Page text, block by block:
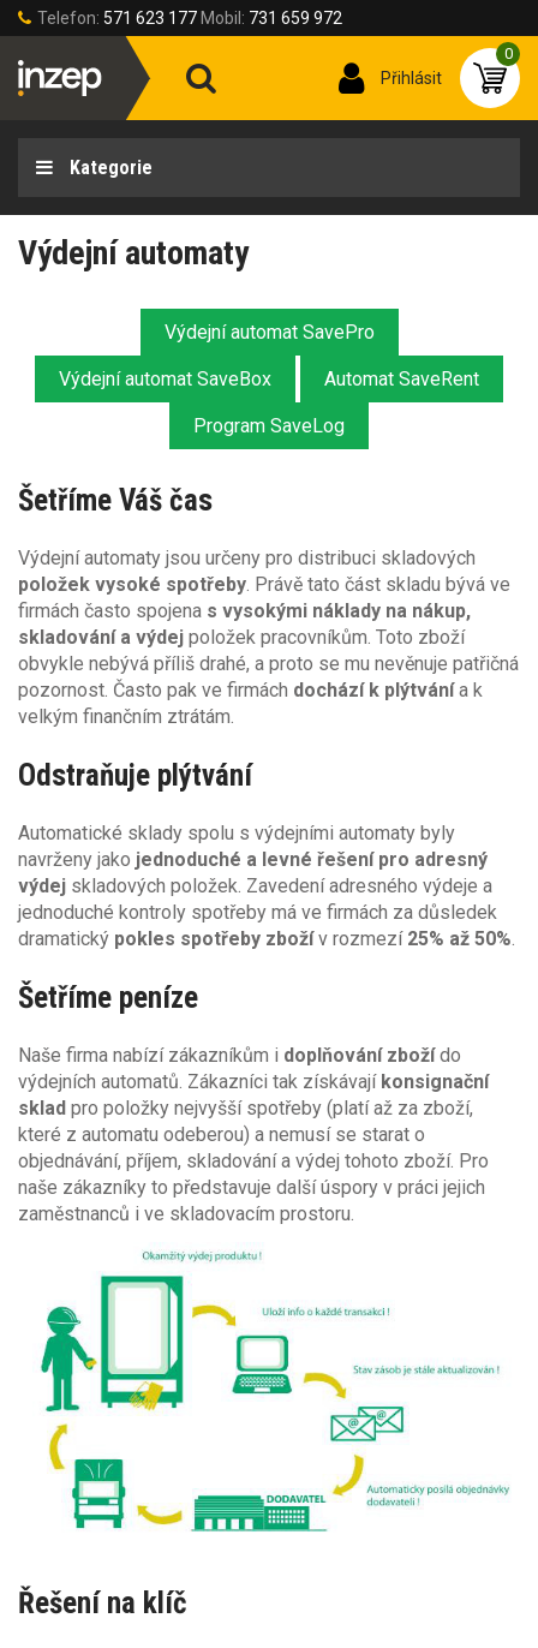
Telefon: 571 623 177 Mobil: 731 659 972
Přihlásit
0
Kategorie
Výdejní automaty
Výdejní automat SavePro
Výdejní automat SaveBox Automat SaveRent
Program SaveLog
Šetříme Váš čas
Výdejní automaty jsou určeny pro distribuci skladových
položek vysoké spotřeby. Právě tato část skladu bývá ve
firmách často spojena s vysokými náklady na nákup,
skladování a výdej položek pracovníkům. Toto zboží
obvykle nebývá příliš drahé, a proto se mu nevěnuje patřičná
pozornost. Často pak ve firmách dochází k plýtvánía k
velkým finančním ztrátám.
Odstraňuje plýtvání
Automatické sklady spolu s výdejními automaty byly
navrženy jako jednoduché a levné řešení pro adresný
výdej skladových položek. Zavedení adresného výdeje a
jednoduché kontroly spotřeby má ve firmách za důsledek
dramatický pokles spotřeby zbožív rozmezí 25% až 50%.
Šetříme peníze
Naše firma nabízí zákazníkům i doplňování zbožído
výdejních automatů. Zákazníci tak získávají konsignační
sklad pro položky nejvyšší spotřeby (platí až za zboží,
které z automatu odeberou) a nemusí se starat o
objednávání, příjem, skladování a výdej tohoto zboží. Pro
naše zákazníky to představuje další úspory v práci jejich
zaměstnanců i ve skladovacím prostoru.
Řešení na klíč